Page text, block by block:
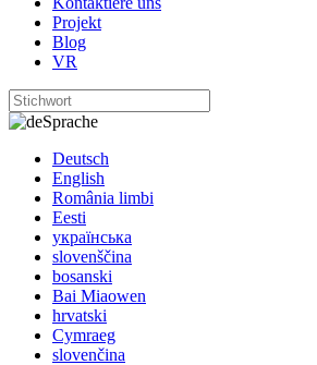
Projekt
Blog
VR
Sprache
Deutsch
English
România limbi
Eesti
українська
slovenščina
bosanski
Bai Miaowen
hrvatski
Cymraeg
slovenčina